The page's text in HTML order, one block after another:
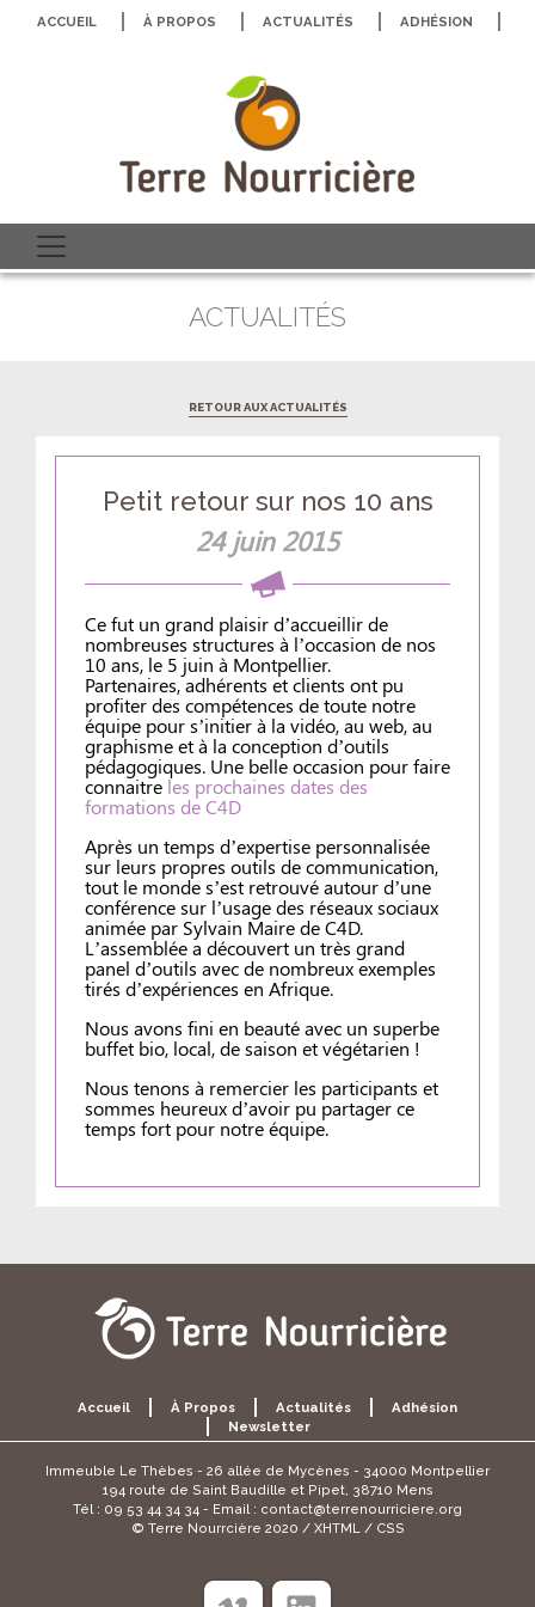
ACCUEIL À PROPOS ACTUALITÉS ADHÉSION
ACTUALITÉS
RETOUR AUX ACTUALITÉS
Petit retour sur nos 10 ans
24 juin 2015
Ce fut un grand plaisir d’accueillir de
nombreuses structures à l’occasion de nos
10 ans, le 5 juin à Montpellier.
Partenaires, adhérents et clients ont pu
profiter des compétences de toute notre
équipe pour s’initier à la vidéo, au web, au
graphisme et à la conception d’outils
pédagogiques. Une belle occasion pour faire
connaitre les prochaines dates des
formations de C4D
Après un temps d’expertise personnalisée
sur leurs propres outils de communication,
tout le monde s’est retrouvé autour d’une
conférence sur l’usage des réseaux sociaux
animée par Sylvain Maire de C4D.
L’assemblée a découvert un très grand
panel d’outils avec de nombreux exemples
tirés d’expériences en Afrique.
Nous avons fini en beauté avec un superbe
buffet bio, local, de saison et végétarien !
Nous tenons à remercier les participants et
sommes heureux d’avoir pu partager ce
temps fort pour notre équipe.
Accueil À Propos Actualités
Adhésion
Newsletter
Immeuble Le Thèbes - 26 allée de Mycènes - 34000 Montpellier
194 route de Saint Baudille et Pipet, 38710 Mens
Tél : 09 53 44 34 34 - Email : contact@terrenourriciere.org
© Terre Nourrcière 2020 / XHTML / CSS